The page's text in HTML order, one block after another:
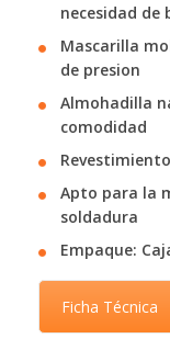
necesidad de
Mascarilla
de presion
Almohadilla
comodidad
Apto para la
soldadura
Empaque:
Ficha Técnica